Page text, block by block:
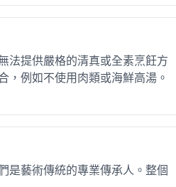
，或由地方
法提供嚴格的清真或全素烹飪方
，例如不使用肉類或海鮮高湯。
藝術傳統的專業傳承人。整個